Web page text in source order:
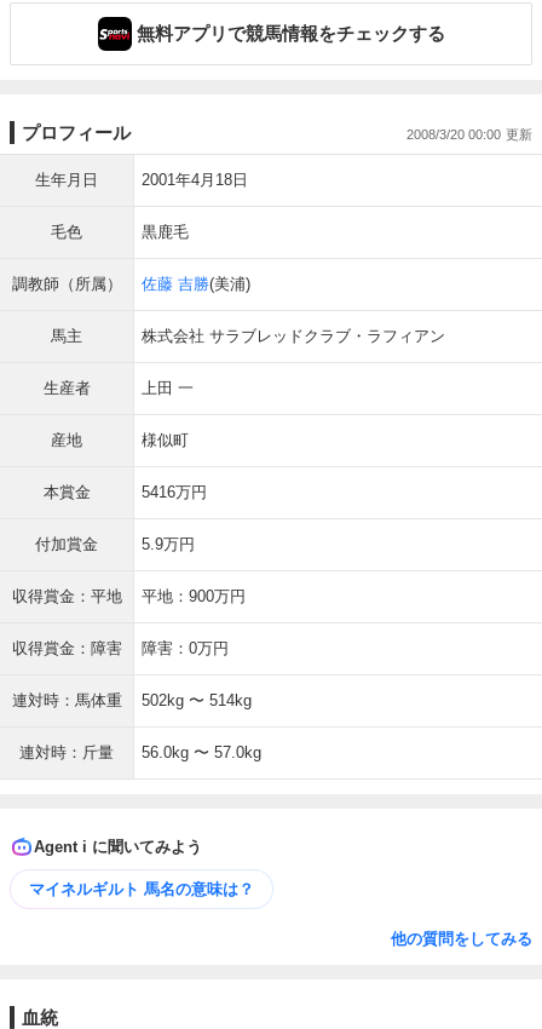
無料アプリで競馬情報をチェックする
プロフィール 2008/3/20 00:00
生年月日 2001年4月18日
毛色 黒鹿毛
調教師（所属） 佐藤 吉勝(美浦)
馬主 株式会社 サラブレッドクラブ・ラフィアン
生産者 上田 一
産地 様似町
本賞金 5416万円
付加賞金 5.9万円
収得賞金：平地 平地：900万円
収得賞金：障害 障害：0万円
連対時：馬体重 502kg 〜 514kg
連対時：斤量 56.0kg 〜 57.0kg
Agent i に聞いてみよう
マイネルギルト 馬名の意味は？
他の質問をしてみる
血統